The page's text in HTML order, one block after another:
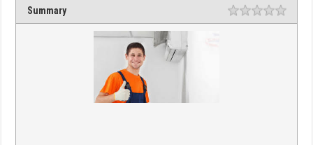
Summary Rating 1 star
2
3
4
5